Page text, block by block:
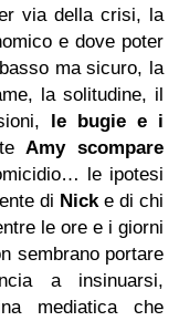
via della crisi, la
e dove poter
ma sicuro, la
la solitudine, il
le bugie e i
Amy scompare
le ipotesi
di Nick e di chi
le ore e i giorni
sembrano portare
a insinuarsi,
mediatica che